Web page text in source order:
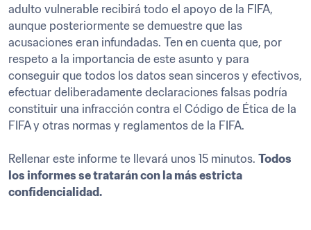
adulto vulnerable recibirá todo el apoyo de la FIFA,
aunque posteriormente se demuestre que las
acusaciones eran infundadas. Ten en cuenta que, por
respeto a la importancia de este asunto y para
conseguir que todos los datos sean sinceros y efectivos,
efectuar deliberadamente declaraciones falsas podría
constituir una infracción contra el Código de Ética de la
FIFA y otras normas y reglamentos de la FIFA.
Rellenar este informe te llevará unos 15 minutos. Todos
los informes se tratarán con la más estricta
confidencialidad.